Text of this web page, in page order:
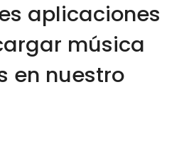
aplicaciones
música
en nuestro